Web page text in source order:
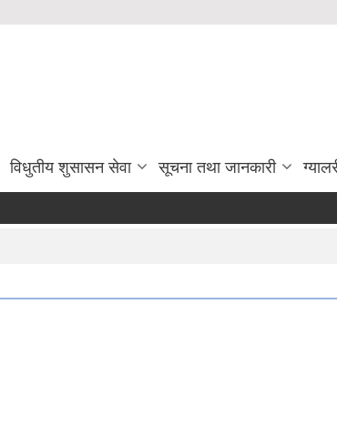
विधुतीय शुसासन सेवा सूचना तथा जानकारी